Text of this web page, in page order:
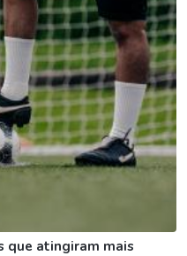
que atingiram mais